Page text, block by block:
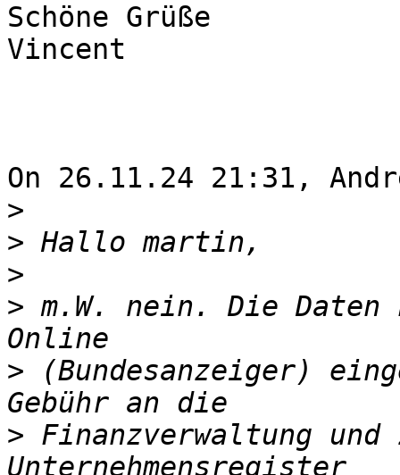
Schöne Grüße
Vincent
On 26.11.24 21:31,
>
>
>
> m.W. nein. Die Daten
> (Bundesanzeiger)
> Finanzverwaltung